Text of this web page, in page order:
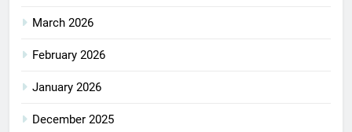
March 2026
February 2026
January 2026
December 2025